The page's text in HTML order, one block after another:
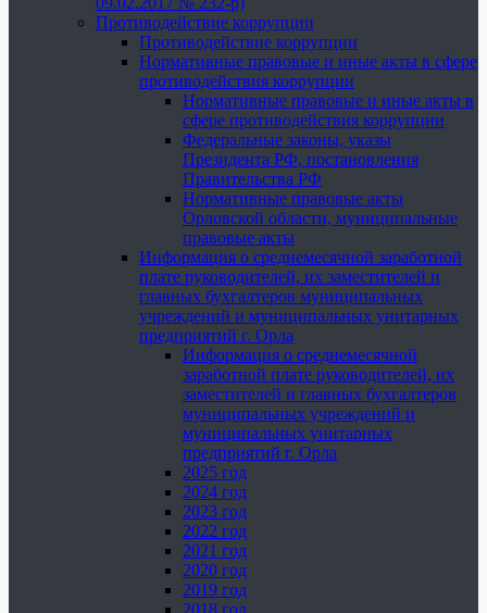
Противодействие коррупции
Противодействие коррупции
Нормативные правовые и иные акты в сфере
противодействия коррупции
Нормативные правовые и иные акты в
сфере противодействия коррупции
Федеральные законы, указы
Президента РФ, постановления
Правительства РФ
Нормативные правовые акты
Орловской области, муниципальные
правовые акты
Информация о среднемесячной заработной
плате руководителей, их заместителей и
главных бухгалтеров муниципальных
учреждений и муниципальных унитарных
предприятий г. Орла
Информация о среднемесячной
заработной плате руководителей, их
заместителей и главных бухгалтеров
муниципальных учреждений и
муниципальных унитарных
предприятий г. Орла
2025 год
2024 год
2023 год
2022 год
2021 год
2020 год
2019 год
2018 год